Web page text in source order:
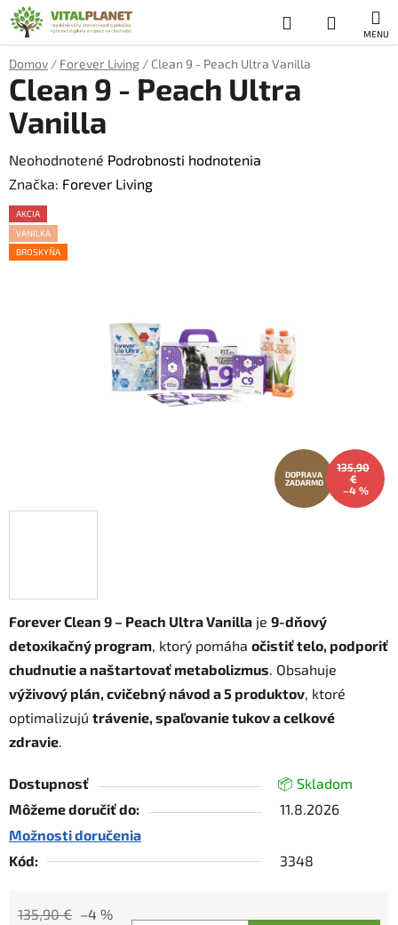
Prejsť
na
obsah
Hľadať
KOŠÍK
Domov / Forever Living / Clean 9 - Peach Ultra Vanilla
Forever Clean 9 – Peach Ultra Vanilla je 9-dňový
detoxikačný program, ktorý pomáha očistiť telo, podporiť
chudnutie a naštartovať metabolizmus. Obsahuje
výživový plán, cvičebný návod a 5 produktov, ktoré
optimalizujú trávenie, spaľovanie tukov a celkové
zdravie.
Dostupnosť
📦 Skladom
Môžeme doručiť do:
11.8.2026
Možnosti doručenia
Kód:
3348
135,90 € –4 %
Clean 9 - Peach Ultra
Vanilla
Priemerné
hodnotenie
produktu
je
0,0
Neohodnotené Podrobnosti hodnotenia
Značka: Forever Living
AKCIA
VANILKA
BROSKYŇA
DOPRAVA
ZADARMO
135,90
€
–4 %